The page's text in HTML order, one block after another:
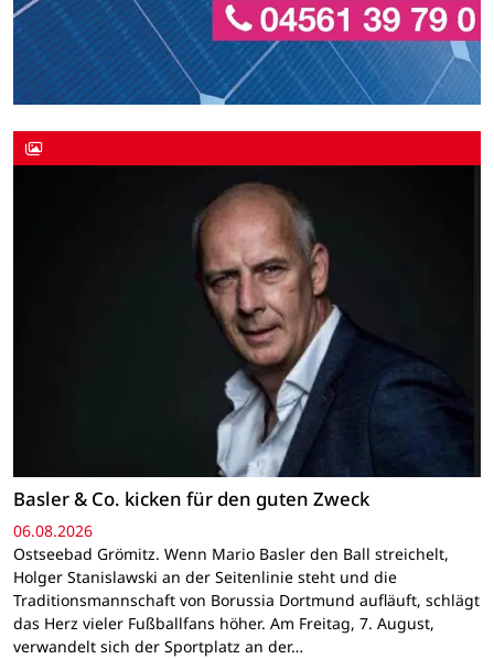
Basler & Co. kicken für den guten Zweck
06.08.2026
Ostseebad Grömitz. Wenn Mario Basler den Ball streichelt,
Holger Stanislawski an der Seitenlinie steht und die
Traditionsmannschaft von Borussia Dortmund aufläuft, schlägt
das Herz vieler Fußballfans höher. Am Freitag, 7. August,
verwandelt sich der Sportplatz an der…